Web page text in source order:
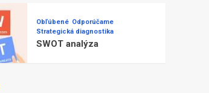
Obľúbené Odporúčame
Strategická diagnostika
SWOT analýza